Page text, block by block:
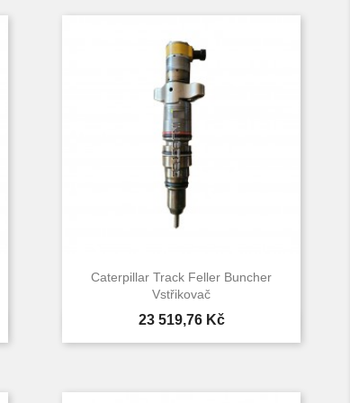
Caterpillar Track Feller Buncher
Vstřikovač
Cena
23 519,76 Kč
Rychlý náhled